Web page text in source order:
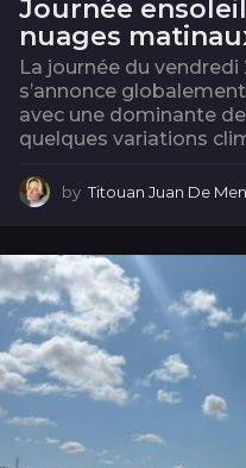
Journée
nuages
La journée du
s’annonce
avec une dominante
quelques variations
by Titouan Juan De